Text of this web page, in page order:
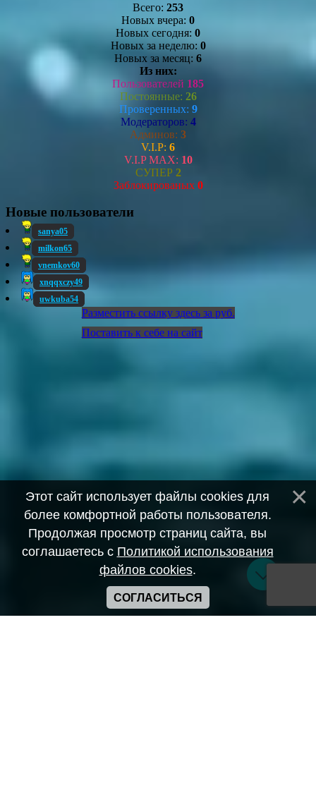
Всего: 253
Новых вчера: 0
Новых сегодня: 0
Новых за неделю: 0
Новых за месяц: 6
Из них:
Пользователей 185
Постоянные: 26
Проверенных: 9
Модераторов: 4
Админов: 3
V.I.P: 6
V.I.P MAX: 10
СУПЕР 2
Заблокированых 0
Новые пользователи
sanya05
milkon65
vnemkov60
xnqqxczy49
uwkuba54
Разместить ссылку здесь за руб.
Поставить к себе на сайт
Этот сайт использует файлы cookies для
более комфортной работы пользователя.
Продолжая просмотр страниц сайта, вы
соглашаетесь с Политикой использования
файлов cookies.
СОГЛАСИТЬСЯ